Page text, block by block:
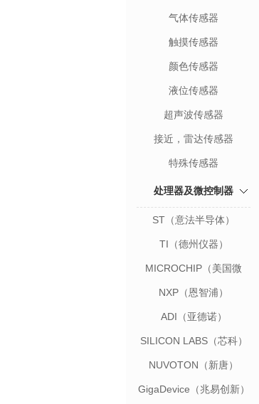
气体传感器
触摸传感器
颜色传感器
液位传感器
超声波传感器
接近，雷达传感器
特殊传感器
处理器及微控制器
ST（意法半导体）
TI（德州仪器）
MICROCHIP（美国微
NXP（恩智浦）
ADI（亚德诺）
SILICON LABS（芯科）
NUVOTON（新唐）
GigaDevice（兆易创新）